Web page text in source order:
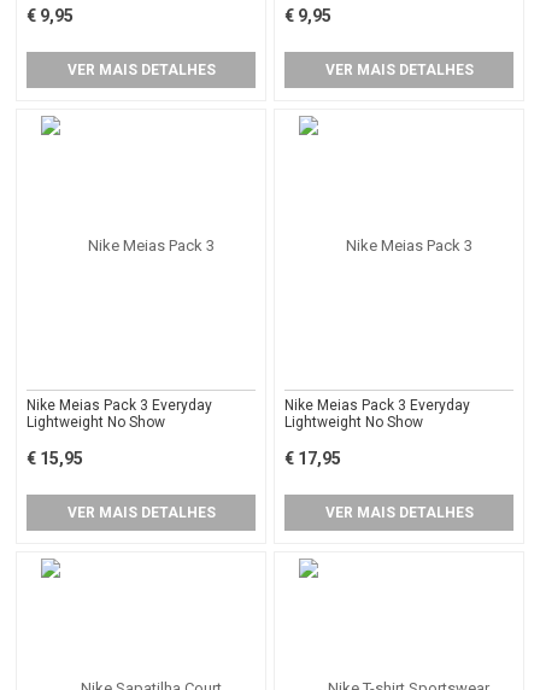
€ 9,95
VER MAIS DETALHES
€ 9,95
VER MAIS DETALHES
Nike Meias Pack 3 Everyday
Lightweight No Show
€ 15,95
VER MAIS DETALHES
Nike Meias Pack 3 Everyday
Lightweight No Show
€ 17,95
VER MAIS DETALHES